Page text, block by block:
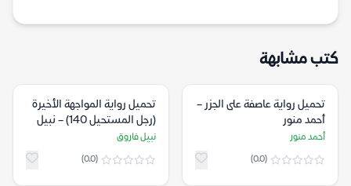
كتب مشابهة
تحميل رواية عاصفة على الجزر –
أحمد منور
أحمد منور
(0.0)
تحميل رواية المواجهة الأخيرة
(رجل المستحيل 140) – نبيل
فاروق
نبيل فاروق
(0.0)